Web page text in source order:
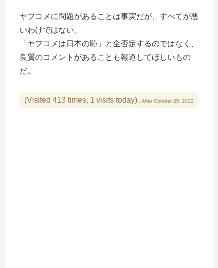
ヤフコメに問題があることは事実だが、すべてが悪
いわけではない。
「ヤフコメは日本の恥」と全否定するのではなく、
良質のコメントがあることも報道してほしいもの
だ。
(Visited 413 times, 1 visits today)